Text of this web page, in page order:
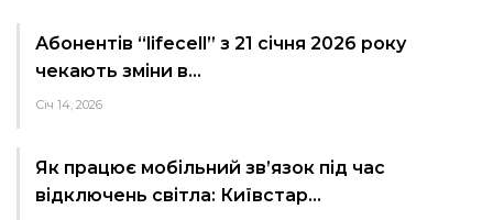
Абонентів “lifecell” з 21 січня 2026 року
чекають зміни в…
Січ 14, 2026
Як працює мобільний зв’язок під час
відключень світла: Київстар…